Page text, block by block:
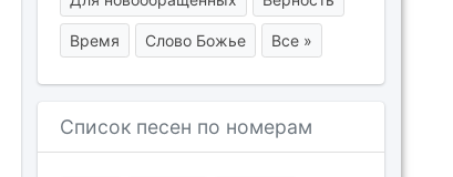
Время Слово Божье Все »
Список песен по номерам